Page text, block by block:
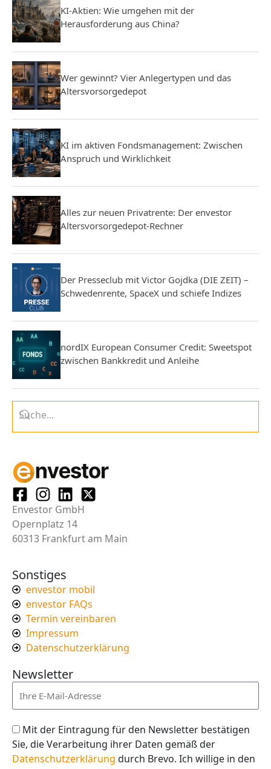
KI-Aktien: Wie umgehen mit der
Herausforderung aus China?
Wer gewinnt? Vier Anlegertypen und das
Altersvorsorgedepot
KI im aktiven Fondsmanagement: Zwischen
Anspruch und Wirklichkeit
Alles zur neuen Privatrente: Der envestor
Altersvorsorgedepot-Rechner
Der Presseclub mit Victor Gojdka (DIE ZEIT) –
Schwedenrente, SpaceX und schiefe Indizes
nordIX European Consumer Credit: Sweetspot
zwischen Bankkredit und Anleihe
Envestor GmbH
Opernplatz 14
60313 Frankfurt am Main
Sonstiges
envestor mobil
envestor FAQs
Termin vereinbaren
Impressum
Datenschutzerklärung
Newsletter
Mit der Eintragung für den Newsletter bestätigen
Sie, die Verarbeitung ihrer Daten gemäß der
Datenschutzerklärung durch Brevo. Ich willige in den